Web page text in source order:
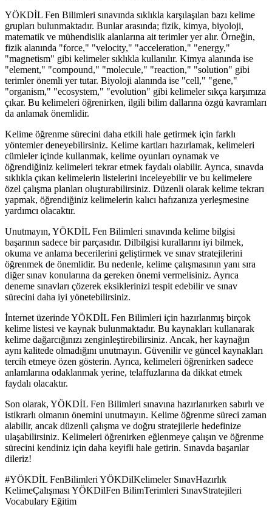
YÖKDİL Fen Bilimleri sınavında sıklıkla karşılaşılan bazı kelime
grupları bulunmaktadır. Bunlar arasında; fizik, kimya, biyoloji,
matematik ve mühendislik alanlarına ait terimler yer alır. Örneğin,
fizik alanında "force," "velocity," "acceleration," "energy,"
"magnetism" gibi kelimeler sıklıkla kullanılır. Kimya alanında ise
"element," "compound," "molecule," "reaction," "solution" gibi
terimler önemli yer tutar. Biyoloji alanında ise "cell," "gene,"
"organism," "ecosystem," "evolution" gibi kelimeler sıkça karşımıza
çıkar. Bu kelimeleri öğrenirken, ilgili bilim dallarına özgü kavramları
da anlamak önemlidir.
Kelime öğrenme sürecini daha etkili hale getirmek için farklı
yöntemler deneyebilirsiniz. Kelime kartları hazırlamak, kelimeleri
cümleler içinde kullanmak, kelime oyunları oynamak ve
öğrendiğiniz kelimeleri tekrar etmek faydalı olabilir. Ayrıca, sınavda
sıklıkla çıkan kelimelerin listelerini inceleyebilir ve bu kelimelere
özel çalışma planları oluşturabilirsiniz. Düzenli olarak kelime tekrarı
yapmak, öğrendiğiniz kelimelerin kalıcı hafızanıza yerleşmesine
yardımcı olacaktır.
Unutmayın, YÖKDİL Fen Bilimleri sınavında kelime bilgisi
başarının sadece bir parçasıdır. Dilbilgisi kurallarını iyi bilmek,
okuma ve anlama becerilerini geliştirmek ve sınav stratejilerini
öğrenmek de önemlidir. Bu nedenle, kelime çalışmasının yanı sıra
diğer sınav konularına da gereken önemi vermelisiniz. Ayrıca
deneme sınavları çözerek eksiklerinizi tespit edebilir ve sınav
sürecini daha iyi yönetebilirsiniz.
İnternet üzerinde YÖKDİL Fen Bilimleri için hazırlanmış birçok
kelime listesi ve kaynak bulunmaktadır. Bu kaynakları kullanarak
kelime dağarcığınızı zenginleştirebilirsiniz. Ancak, her kaynağın
aynı kalitede olmadığını unutmayın. Güvenilir ve güncel kaynakları
tercih etmeye özen gösterin. Ayrıca, kelimeleri öğrenirken sadece
anlamlarına odaklanmak yerine, telaffuzlarına da dikkat etmek
faydalı olacaktır.
Son olarak, YÖKDİL Fen Bilimleri sınavına hazırlanırken sabırlı ve
istikrarlı olmanın önemini unutmayın. Kelime öğrenme süreci zaman
alabilir, ancak düzenli çalışma ve doğru stratejilerle hedefinize
ulaşabilirsiniz. Kelimeleri öğrenirken eğlenmeye çalışın ve öğrenme
sürecini kendiniz için daha keyifli hale getirin. Sınavda başarılar
dileriz!
#YÖKDİL FenBilimleri YÖKDilKelimeler SınavHazırlık
KelimeÇalışması YÖKDilFen BilimTerimleri SınavStratejileri
Vocabulary Eğitim